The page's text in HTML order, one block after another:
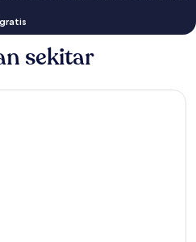
sekitar